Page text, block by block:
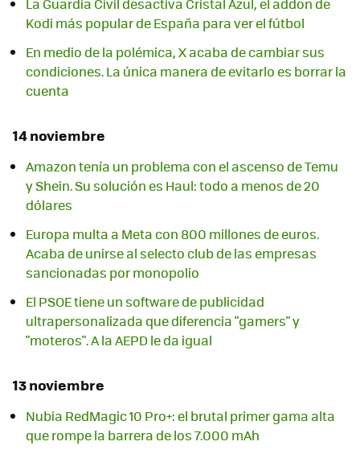
Kodi más popular de España para ver el fútbol
En medio de la polémica, X acaba de cambiar sus
condiciones. La única manera de evitarlo es borrar la
cuenta
14 noviembre
Amazon tenía un problema con el ascenso de Temu
y Shein. Su solución es Haul: todo a menos de 20
dólares
Europa multa a Meta con 800 millones de euros.
Acaba de unirse al selecto club de las empresas
sancionadas por monopolio
El PSOE tiene un software de publicidad
ultrapersonalizada que diferencia "gamers" y
"moteros". A la AEPD le da igual
13 noviembre
Nubia RedMagic 10 Pro+: el brutal primer gama alta
que rompe la barrera de los 7.000 mAh